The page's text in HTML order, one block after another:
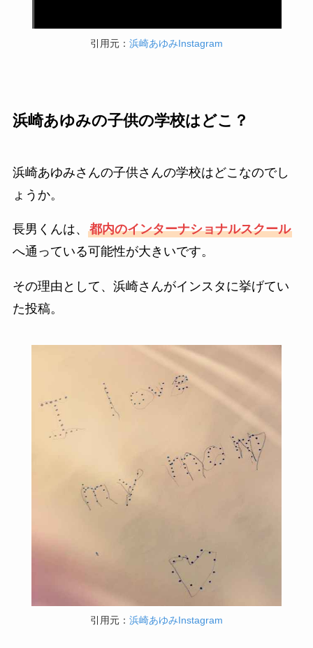
引用元： 浜崎あゆみInstagram
浜崎あゆみの子供の学校はどこ？
浜崎あゆみさんの子供さんの学校はどこなのでし
ょうか。
長男くんは、 都内のインターナショナルスクール
へ通っている可能性が大きいです。
その理由として、浜崎さんがインスタに挙げてい
た投稿。
引用元： 浜崎あゆみInstagram